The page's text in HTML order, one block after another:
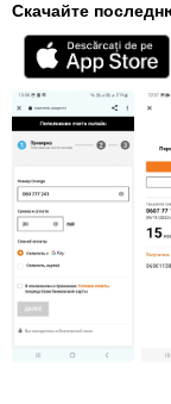
Скачайте